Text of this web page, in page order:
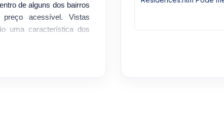
de alguns dos bairros
acessível. Vistas
uma característica dos
inoxidável.
contrato de no